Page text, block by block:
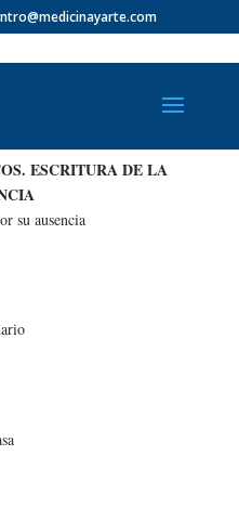
ESCRITURA DE LA
su ausencia